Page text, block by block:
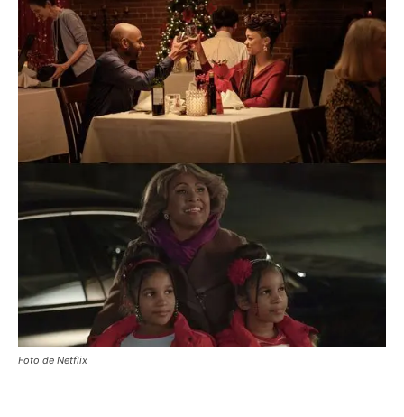
Foto de Netflix